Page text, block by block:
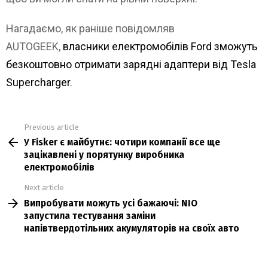
Нагадаємо, як раніше повідомляв
AUTOGEEK, власники електромобілів Ford зможуть
безкоштовно отримати зарядні адаптери від Tesla
Supercharger.
more
Previous article
У Fisker є майбутнє: чотири компанії все ще
зацікавлені у порятунку виробника
електромобілів
Next article
Випробувати можуть усі бажаючі: NIO
запустила тестування заміни
напівтвердотільних акумуляторів на своїх авто